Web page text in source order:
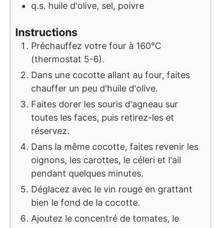
q.s. huile d'olive, sel, poivre
Instructions
Préchauffez votre four à 160°C
(thermostat 5-6).
Dans une cocotte allant au four, faites
chauffer un peu d'huile d'olive.
Faites dorer les souris d'agneau sur
toutes les faces, puis retirez-les et
réservez.
Dans la même cocotte, faites revenir les
oignons, les carottes, le céleri et l'ail
pendant quelques minutes.
Déglacez avec le vin rouge en grattant
bien le fond de la cocotte.
Ajoutez le concentré de tomates, le